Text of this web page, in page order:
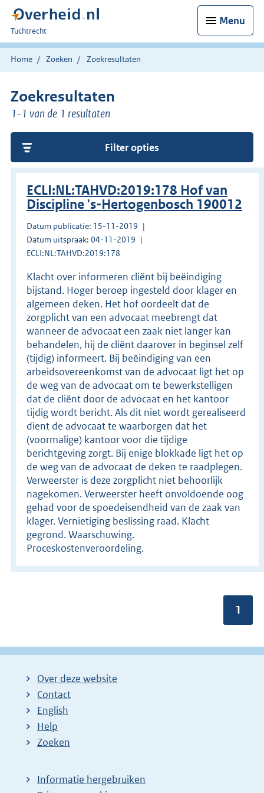
Menu
U
bent
hier:
Tuchtrecht
Home Zoeken Zoekresultaten
Zoekresultaten
1-1 van de 1 resultaten
Filter opties
ECLI:NL:TAHVD:2019:178 Hof van
Discipline 's-Hertogenbosch 190012
Datum publicatie: 15-11-2019
Datum uitspraak: 04-11-2019
ECLI:NL:TAHVD:2019:178
Klacht over informeren cliënt bij beëindiging
bijstand. Hoger beroep ingesteld door klager en
algemeen deken. Het hof oordeelt dat de
zorgplicht van een advocaat meebrengt dat
wanneer de advocaat een zaak niet langer kan
behandelen, hij de cliënt daarover in beginsel zelf
(tijdig) informeert. Bij beëindiging van een
arbeidsovereenkomst van de advocaat ligt het op
de weg van de advocaat om te bewerkstelligen
dat de cliënt door de advocaat en het kantoor
tijdig wordt bericht. Als dit niet wordt gerealiseerd
dient de advocaat te waarborgen dat het
(voormalige) kantoor voor die tijdige
berichtgeving zorgt. Bij enige blokkade ligt het op
de weg van de advocaat de deken te raadplegen.
Verweerster is deze zorgplicht niet behoorlijk
nagekomen. Verweerster heeft onvoldoende oog
gehad voor de spoedeisendheid van de zaak van
klager. Vernietiging beslissing raad. Klacht
gegrond. Waarschuwing.
Proceskostenveroordeling.
1
Over deze website
Contact
English
Help
Zoeken
Informatie hergebruiken